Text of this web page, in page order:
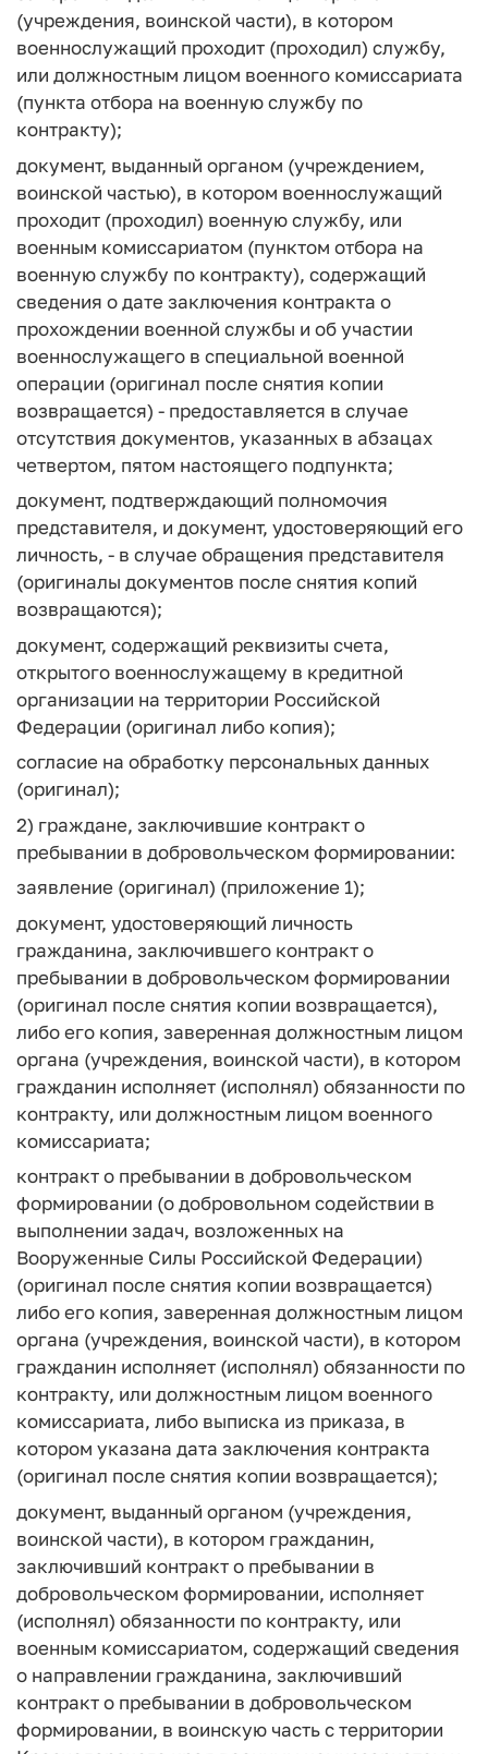
(учреждения, воинской части), в котором
военнослужащий проходит (проходил) службу,
или должностным лицом военного комиссариата
(пункта отбора на военную службу по
контракту);
документ, выданный органом (учреждением,
воинской частью), в котором военнослужащий
проходит (проходил) военную службу, или
военным комиссариатом (пунктом отбора на
военную службу по контракту), содержащий
сведения о дате заключения контракта о
прохождении военной службы и об участии
военнослужащего в специальной военной
операции (оригинал после снятия копии
возвращается) - предоставляется в случае
отсутствия документов, указанных в абзацах
четвертом, пятом настоящего подпункта;
документ, подтверждающий полномочия
представителя, и документ, удостоверяющий его
личность, - в случае обращения представителя
(оригиналы документов после снятия копий
возвращаются);
документ, содержащий реквизиты счета,
открытого военнослужащему в кредитной
организации на территории Российской
Федерации (оригинал либо копия);
согласие на обработку персональных данных
(оригинал);
2) граждане, заключившие контракт о
пребывании в добровольческом формировании:
заявление (оригинал) (приложение 1);
документ, удостоверяющий личность
гражданина, заключившего контракт о
пребывании в добровольческом формировании
(оригинал после снятия копии возвращается),
либо его копия, заверенная должностным лицом
органа (учреждения, воинской части), в котором
гражданин исполняет (исполнял) обязанности по
контракту, или должностным лицом военного
комиссариата;
контракт о пребывании в добровольческом
формировании (о добровольном содействии в
выполнении задач, возложенных на
Вооруженные Силы Российской Федерации)
(оригинал после снятия копии возвращается)
либо его копия, заверенная должностным лицом
органа (учреждения, воинской части), в котором
гражданин исполняет (исполнял) обязанности по
контракту, или должностным лицом военного
комиссариата, либо выписка из приказа, в
котором указана дата заключения контракта
(оригинал после снятия копии возвращается);
документ, выданный органом (учреждения,
воинской части), в котором гражданин,
заключивший контракт о пребывании в
добровольческом формировании, исполняет
(исполнял) обязанности по контракту, или
военным комиссариатом, содержащий сведения
о направлении гражданина, заключивший
контракт о пребывании в добровольческом
формировании, в воинскую часть с территории